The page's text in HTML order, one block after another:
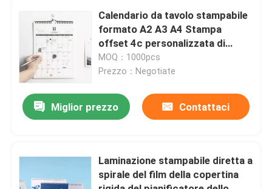
Stampa del libro da colorare
Stampa del libro illustrato
Stampa del taccuino della copertina dura
Servizi di stampa del libro di testo
Calendario da tavolo stampabile
formato A2 A3 A4 Stampa
offset 4c personalizzata di
grandi dimensioni
MOQ：1000pcs
Prezzo：Negotiate
Miglior prezzo Contattaci
Laminazione stampabile diretta a
spirale del film della copertina